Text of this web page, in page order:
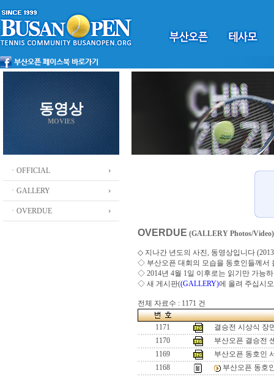
동영상
MOVIES
ㆍOFFICIAL
ㆍGALLERY
ㆍOVERDUE
OVERDUE (GALLERY Photos/Video)
◇ 지나간 년도의 사진, 동영상입니다
◇ 부산오픈 대회의 모습을 동호인들께서
◇ 2014년 4월 1일 이후로는 읽기만 가능
◇ 새 게시판((GALLERY)에 올려 주십시오
전체 자료수 : 1171 건
1171
결승전 시상식 장
1170
부산오픈 결승전
1169
부산오픈 동호인
1168
부산오픈 동호